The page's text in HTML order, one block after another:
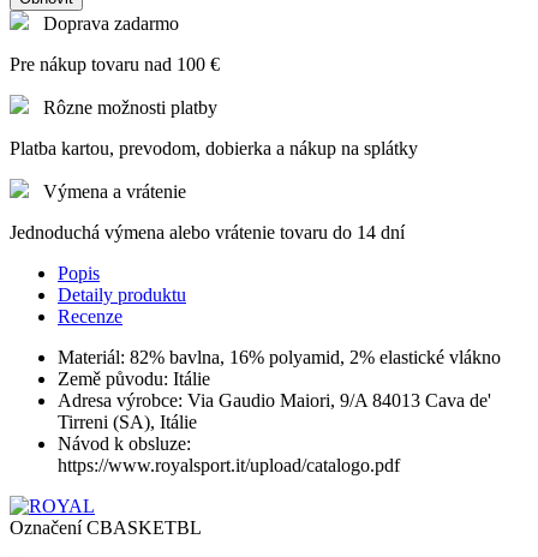
Doprava zadarmo
Pre nákup tovaru nad 100 €
Rôzne možnosti platby
Platba kartou, prevodom, dobierka a nákup na splátky
Výmena a vrátenie
Jednoduchá výmena alebo vrátenie tovaru do 14 dní
Popis
Detaily produktu
Recenze
Materiál: 82% bavlna, 16% polyamid, 2% elastické vlákno
Země původu: Itálie
Adresa výrobce: Via Gaudio Maiori, 9/A 84013 Cava de'
Tirreni (SA), Itálie
Návod k obsluze:
https://www.royalsport.it/upload/catalogo.pdf
OznačeníCBASKETBL